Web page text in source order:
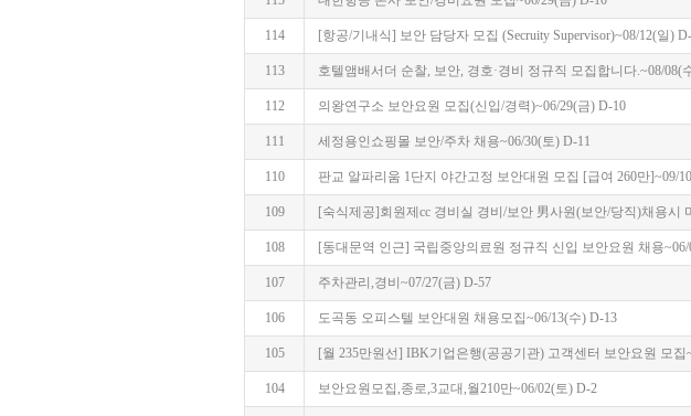
114 [항공/기내식] 보안 담당자 모집 (Secruity Supervisor)~08/12(일)
113 호텔앰배서더 순찰, 보안, 경호·경비 정규직 모집합니다.~08/08(
112 의왕연구소 보안요원 모집(신입/경력)~06/29(금) D-10
111 세정용인쇼핑몰 보안/주차 채용~06/30(토) D-11
110 판교 알파리움 1단지 야간고정 보안대원 모집 [급여 260만]~09/
109 [숙식제공]회원제cc 경비실 경비/보안 男사원(보안/당직)채용시
108 [동대문역 인근] 국립중앙의료원 정규직 신입 보안요원 채용
107 주차관리,경비~07/27(금) D-57
106 도곡동 오피스텔 보안대원 채용모집~06/13(수) D-13
105 [월 235만원선] IBK기업은행(공공기관) 고객센터 보안요원 모집
104 보안요원모집,종로,3교대,월210만~06/02(토) D-2